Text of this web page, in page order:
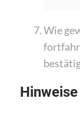
Wie
Hinweise